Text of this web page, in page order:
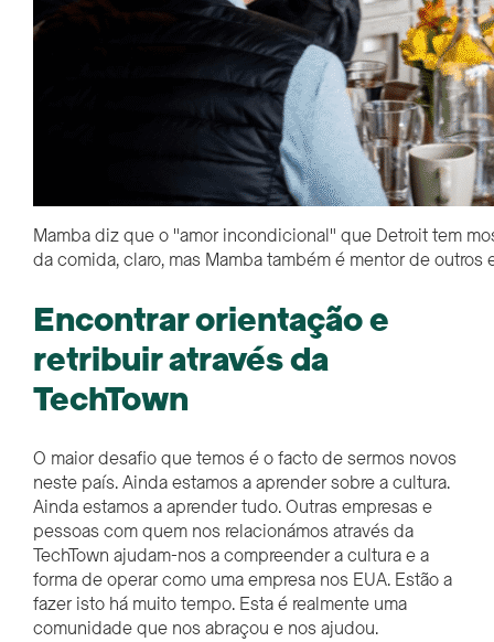
Mamba diz que o "amor incondicional" que Detroit tem
da comida, claro, mas Mamba também é mentor de outros
Encontrar orientação e
retribuir através da
TechTown
O maior desafio que temos é o facto de sermos novos
neste país. Ainda estamos a aprender sobre a cultura.
Ainda estamos a aprender tudo. Outras empresas e
pessoas com quem nos relacionámos através da
TechTown ajudam-nos a compreender a cultura e a
forma de operar como uma empresa nos EUA. Estão a
fazer isto há muito tempo. Esta é realmente uma
comunidade que nos abraçou e nos ajudou.